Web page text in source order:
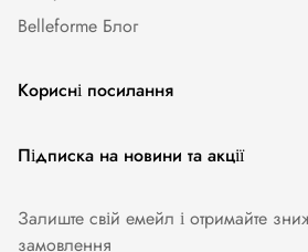
Belleforme Блог
Корисні посилання
Жіноча білизна
Купальники
Підписка на новини та акції
Залиште свій емейл і отримайте
замовлення